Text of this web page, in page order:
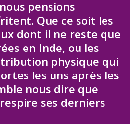
pensions
Que ce soit les
dont il ne reste que
en Inde, ou les
physique qui
les uns après les
nous dire que
ses derniers